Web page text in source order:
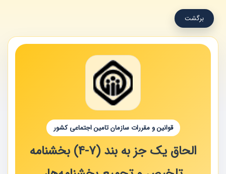
برگشت
قوانین و مقررات سازمان تامین اجتماعی کشور
الحاق یک جز به بند (7‏-4) بخشنامه